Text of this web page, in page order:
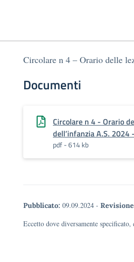
Circolare n 4 – Orario delle
Documenti
Circolare n 4 - Orario
dell’infanzia A.S. 2024
pdf - 614 kb
Pubblicato: 09.09.2024 -
Eccetto dove diversamente